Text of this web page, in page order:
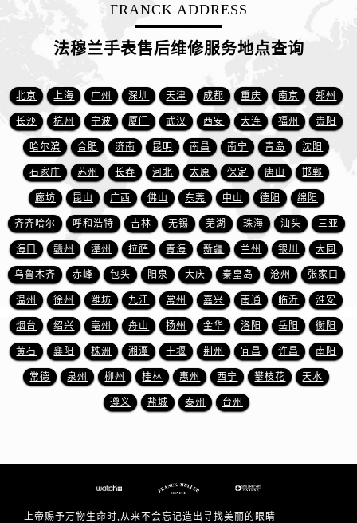
安徽省宿州市埇桥区人民中路法穆兰售后服务中心（需提前预约）
安徽省铜陵市铜官区石城大道法穆兰售后服务中心（需提前预约）
安徽省芜湖市镜湖区中山路步行街法穆兰售后服务中心（需提前预约）
安徽省宣城市宣州区叠嶂西路法穆兰售后服务中心（需提前预约）
福建省龙岩市新罗区九一南路法穆兰售后服务中心（需提前预约）
福建省南平市建阳区人民西路法穆兰售后服务中心（需提前预约）
福建省宁德市蕉城区天湖东路法穆兰售后服务中心（需提前预约）
福建省莆田市城厢区霞林街道荔华东大道法穆兰售后服务中心（需提前预约）
福建省三明市三元区东乾二路法穆兰售后服务中心（需提前预约）
福建省漳州市龙文区步港路法穆兰售后服务中心（需提前预约）
江苏省常州市新北区龙锦路1590号现代传媒中心5号楼10层1008室法穆兰售后服务中心（需提前预约）
江苏省淮安市清江浦区淮海北路法穆兰售后服务中心（需提前预约）
江苏省连云港市海州区通灌北路法穆兰售后服务中心（需提前预约）
江苏省南京市秦淮区中山南路1号南京中心22层22-C1-C3室法穆兰售后服务中心（需提前预约）
江苏省盐城市盐都区世纪大道5号盐城金融城写字楼1号楼16层1604室法穆兰售后服务中心（需提前预约）
FRANCK ADDRESS
法穆兰手表售后维修服务地点查询
北京 上海 广州 深圳 天津 成都 重庆 南京 郑州
长沙 杭州 宁波 厦门 武汉 西安 大连 福州 贵阳
哈尔滨 合肥 济南 昆明 南昌 南宁 青岛 沈阳
石家庄 苏州 长春 河北 太原 保定 唐山 邯郸
廊坊 昆山 广西 佛山 东莞 中山 德阳 绵阳
齐齐哈尔 呼和浩特 吉林 无锡 芜湖 珠海 汕头 三亚
海口 赣州 漳州 拉萨 青海 新疆 兰州 银川 大同
乌鲁木齐 赤峰 包头 阳泉 大庆 秦皇岛 沧州 张家口
温州 徐州 潍坊 九江 常州 嘉兴 南通 临沂 淮安
烟台 绍兴 亳州 舟山 扬州 金华 洛阳 岳阳 衡阳
黄石 襄阳 株洲 湘潭 十堰 荆州 宜昌 许昌 南阳
常德 泉州 柳州 桂林 惠州 西宁 攀枝花 天水
遵义 盐城 泰州 台州
上帝赐予万物生命时,从来不会忘记造出寻找美丽的眼睛